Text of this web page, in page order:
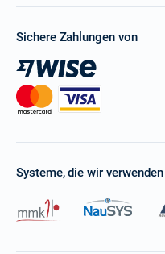
Sichere Zahlungen von
Systeme, die wir verwenden